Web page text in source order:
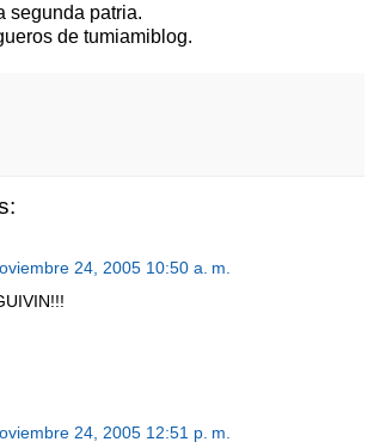
segunda patria.
de tumiamiblog.
24, 2005 10:50 a. m.
24, 2005 12:51 p. m.